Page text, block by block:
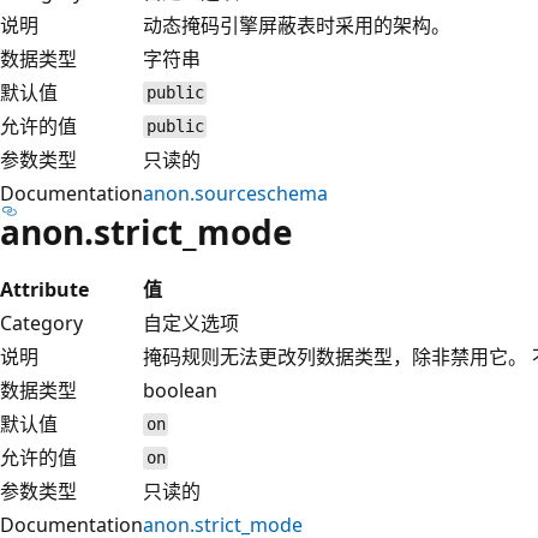
说明
动态掩码引擎屏蔽表时采用的架构。
数据类型
字符串
默认值
public
允许的值 public
参数类型
只读的
Documentationanon.sourceschema
anon.strict_mode
Attribute
值
Category
自定义选项
说明
掩码规则无法更改列数据类型，除非禁用它。
数据类型
boolean
默认值
on
允许的值 on
参数类型
只读的
Documentationanon.strict_mode